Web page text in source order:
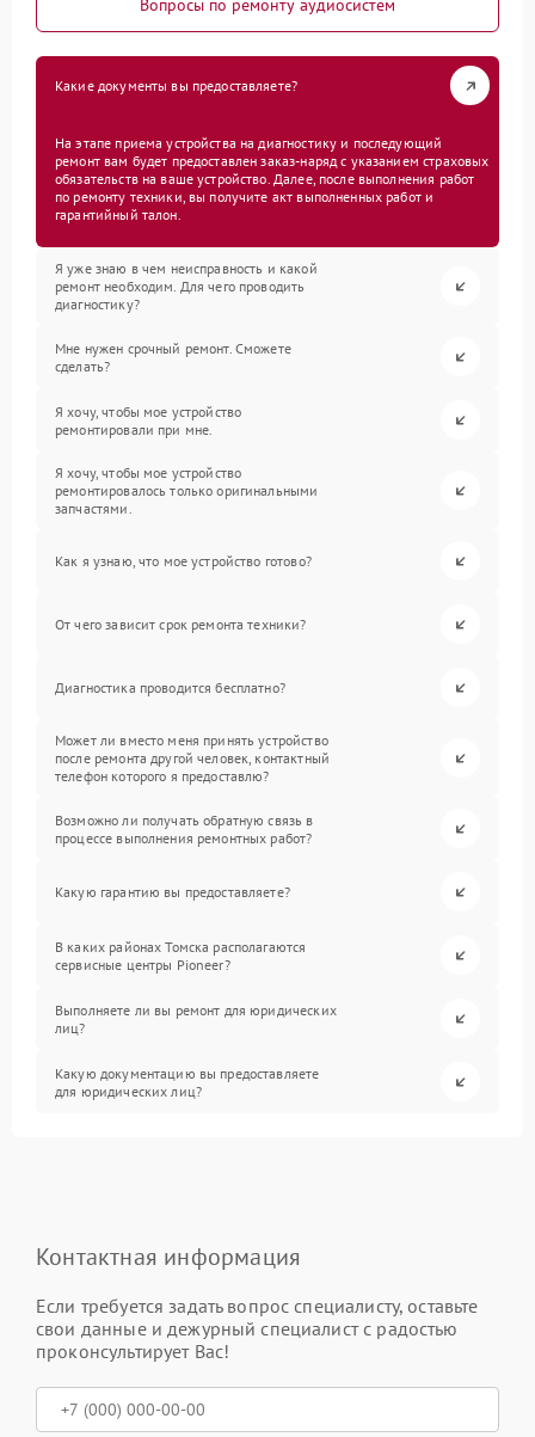
Вопросы по ремонту аудиосистем
Какие документы вы предоставляете?
На этапе приема устройства на диагностику и последующий
ремонт вам будет предоставлен заказ-наряд с указанием страховых
обязательств на ваше устройство. Далее, после выполнения работ
по ремонту техники, вы получите акт выполненных работ и
гарантийный талон.
Я уже знаю в чем неисправность и какой
ремонт необходим. Для чего проводить
диагностику?
Мне нужен срочный ремонт. Сможете
сделать?
Я хочу, чтобы мое устройство
ремонтировали при мне.
Я хочу, чтобы мое устройство
ремонтировалось только оригинальными
запчастями.
Как я узнаю, что мое устройство готово?
От чего зависит срок ремонта техники?
Диагностика проводится бесплатно?
Может ли вместо меня принять устройство
после ремонта другой человек, контактный
телефон которого я предоставлю?
Возможно ли получать обратную связь в
процессе выполнения ремонтных работ?
Какую гарантию вы предоставляете?
В каких районах Томска располагаются
сервисные центры Pioneer?
Выполняете ли вы ремонт для юридических
лиц?
Какую документацию вы предоставляете
для юридических лиц?
Контактная информация
Если требуется задать вопрос специалисту, оставьте
свои данные и дежурный специалист с радостью
проконсультирует Вас!